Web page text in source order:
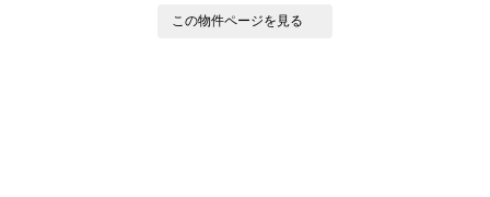
この物件ページを見る